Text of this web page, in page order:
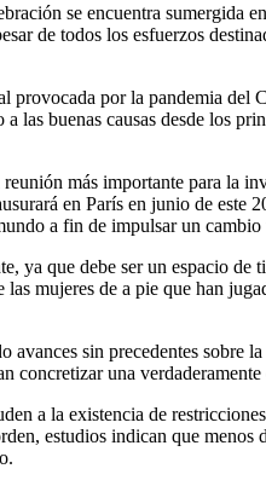
se encuentra sumergida
de todos los esfuerzos
provocada por la pandemia
las buenas causas desde los
reunión más importante para la
en París en junio de este
a fin de impulsar un
ya que debe ser un espacio de
mujeres de a pie que han
sin precedentes sobre
una
a la existencia de
estudios indican que